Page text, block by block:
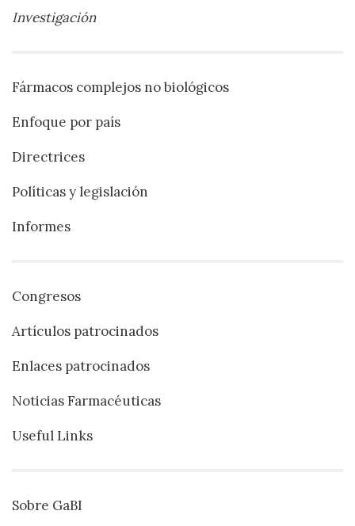
Investigación
Fármacos complejos no biológicos
Enfoque por país
Directrices
Políticas y legislación
Informes
Congresos
Artículos patrocinados
Enlaces patrocinados
Noticias Farmacéuticas
Useful Links
Sobre GaBI